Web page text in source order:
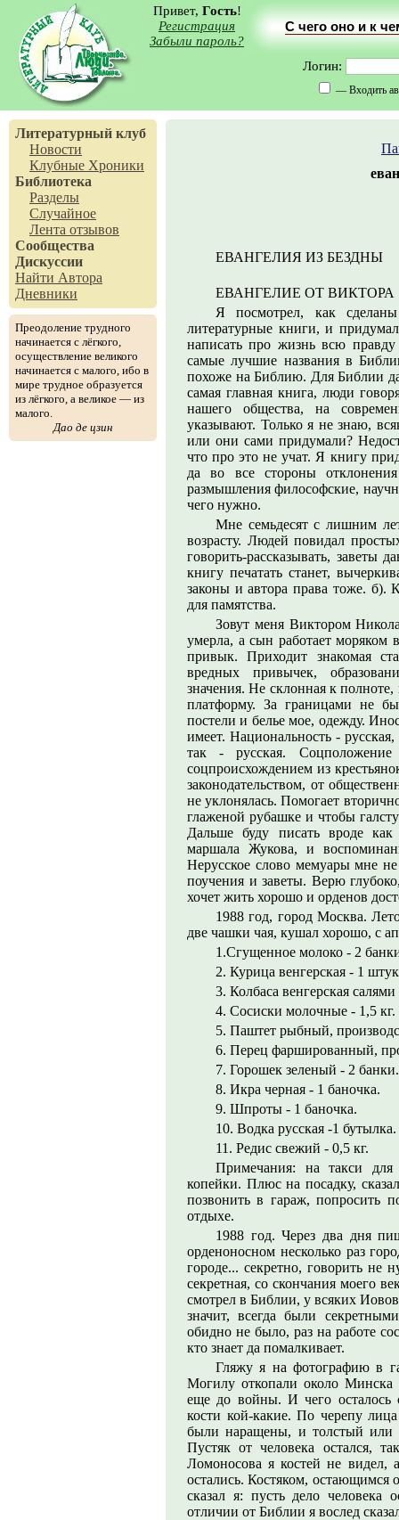
Привет, Гость!
Регистрация
Забыли пароль?
С чего оно и к
Логин:
— Входить
Литературный клуб
Новости
Клубные Хроники
Библиотека
Разделы
Случайное
Лента отзывов
Сообщества
Дискуссии
Найти Автора
Дневники
Преодоление трудного
начинается с лёгкого,
осуществление великого
начинается с малого, ибо в
мире трудное образуется
из лёгкого, а великое — из
малого.
Дао де цзин
ЕВАНГЕЛИЯ ИЗ БЕЗДНЫ
ЕВАНГЕЛИЕ ОТ ВИКТОРА
Я посмотрел, как
литературные книги, и
написать про жизнь всю
самые лучшие названия в
похоже на Библию. Для Библии
самая главная книга, люди
нашего общества, на
указывают. Только я не знаю,
или они сами придумали?
что про это не учат. Я книгу
да во все стороны
размышления философские,
чего нужно.
Мне семьдесят с лишним
возрасту. Людей повидал
говорить-рассказывать, заветы
книгу печатать станет,
законы и автора права тоже.
для памятства.
Зовут меня Виктором
умерла, а сын работает
привык. Приходит знакомая
вредных привычек,
значения. Не склонная к
платформу. За границами не
постели и белье мое, одежду.
имеет. Национальность -
так - русская.
соцпроисхождением из
законодательством, от
не уклонялась. Помогает
глаженой рубашке и чтобы
Дальше буду писать вроде
маршала Жукова, и
Нерусское слово мемуары мне
поучения и заветы. Верю
хочет жить хорошо и орденов
1988 год, город Москва.
две чашки чая, кушал хорошо, с
1.Сгущенное молоко - 2
2. Курица венгерская - 1
3. Колбаса венгерская
4. Сосиски молочные - 1,5 кг.
5. Паштет рыбный,
6. Перец фаршированный,
7. Горошек зеленый - 2 банки.
8. Икра черная - 1 баночка.
9. Шпроты - 1 баночка.
10. Водка русская -1 бутылка.
11. Редис свежий - 0,5 кг.
Примечания: на такси для
копейки. Плюс на посадку,
позвонить в гараж, попросить
отдыхе.
1988 год. Через два дня
орденоносном несколько раз
городе... секретно, говорить
секретная, со скончания моего
смотрел в Библии, у всяких
значит, всегда были
обидно не было, раз на работе
кто знает да помалкивает.
Гляжу я на фотографию в
Могилу откопали около Минска
еще до войны. И чего осталось
кости кой-какие. По черепу
были наращены, и толстый
Пустяк от человека остался,
Ломоносова я костей не видел,
остались. Костяком, остающимся
сказал я: пусть дело человека
отличии от Библии я вослед